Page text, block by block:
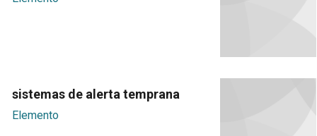
sistemas de alerta temprana
Elemento